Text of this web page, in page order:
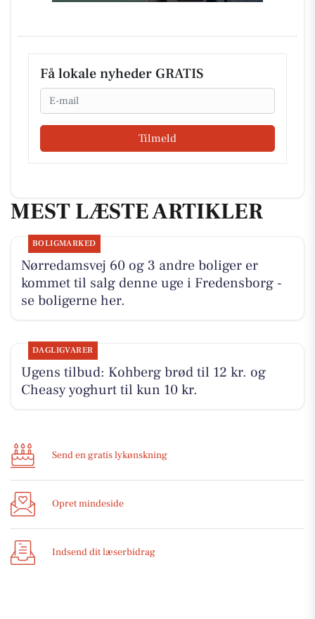
Få lokale nyheder GRATIS
Email
Tilmeld
MEST LÆSTE ARTIKLER
BOLIGMARKED
Nørredamsvej 60 og 3 andre boliger er
kommet til salg denne uge i Fredensborg -
se boligerne her.
DAGLIGVARER
Ugens tilbud: Kohberg brød til 12 kr. og
Cheasy yoghurt til kun 10 kr.
Send en gratis lykønskning
Opret mindeside
Indsend dit læserbidrag